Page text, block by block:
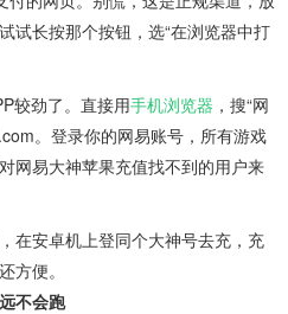
试长按那个按钮，选“在浏览器中打
较劲了。直接用手机浏览器 ，搜“网
。登录你的网易账号，所有游戏
网易大神苹果充值找不到的用户来
在安卓机上登同个大神号去充，充
方便。
不会跑